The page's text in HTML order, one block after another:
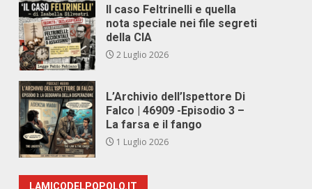
Il caso Feltrinelli e quella
nota speciale nei file segreti
della CIA
2 Luglio 2026
L’Archivio dell’Ispettore Di
Falco | 46909 -Episodio 3 –
La farsa e il fango
1 Luglio 2026
LAMICODELPOPOLO.IT